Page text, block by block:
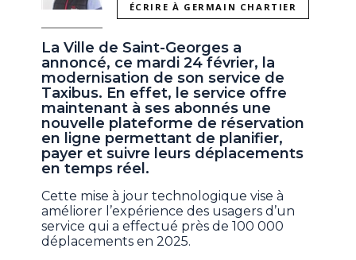
ÉCRIRE À GERMAIN CHARTIER
La Ville de Saint-Georges a
annoncé, ce mardi 24 février, la
modernisation de son service de
Taxibus. En effet, le service offre
maintenant à ses abonnés une
nouvelle plateforme de réservation
en ligne permettant de planifier,
payer et suivre leurs déplacements
en temps réel.
Cette mise à jour technologique vise à
améliorer l’expérience des usagers d’un
service qui a effectué près de 100 000
déplacements en 2025.